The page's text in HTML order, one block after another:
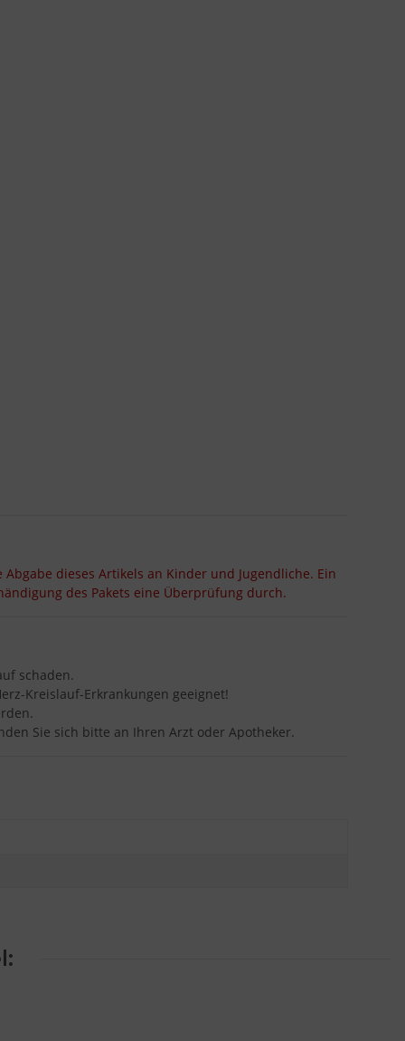
dieses Artikels an Kinder und Jugendliche. Ein
des Pakets eine Überprüfung durch.
schaden.
Kreislauf-Erkrankungen geeignet!
Sie sich bitte an Ihren Arzt oder Apotheker.